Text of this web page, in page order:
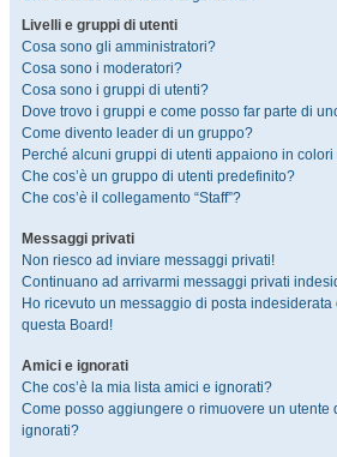
Livelli e gruppi di utenti
Cosa sono gli amministratori?
Cosa sono i moderatori?
Cosa sono i gruppi di utenti?
Dove trovo i gruppi e come posso far parte di
Come divento leader di un gruppo?
Perché alcuni gruppi di utenti appaiono in colori
Che cos’è un gruppo di utenti predefinito?
Che cos’è il collegamento “Staff”?
Messaggi privati
Non riesco ad inviare messaggi privati!
Continuano ad arrivarmi messaggi privati
Ho ricevuto un messaggio di posta
questa Board!
Amici e ignorati
Che cos’è la mia lista amici e ignorati?
Come posso aggiungere o rimuovere un utente
ignorati?